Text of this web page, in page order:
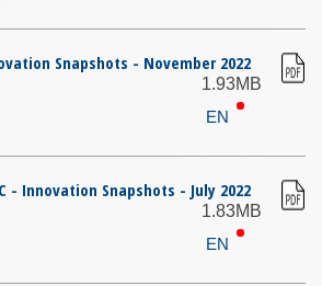
Snapshots - November 2022
1.93MB
EN
- Innovation Snapshots - July 2022
1.83MB
EN